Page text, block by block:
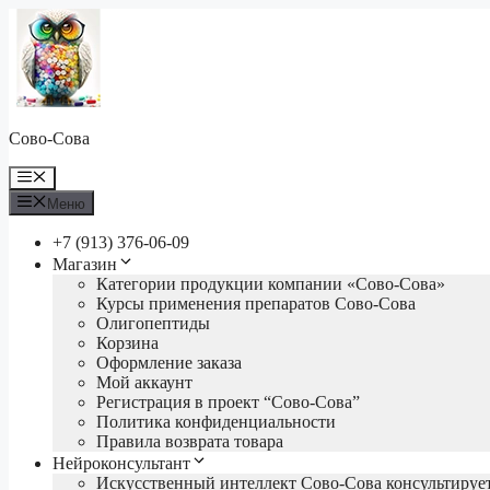
Перейти
содержимому
Сово-Сова
Меню
Меню
+7 (913) 376-06-09
Магазин
Категории продукции компании «Сово-Сова»
Курсы применения препаратов Сово-Сова
Олигопептиды
Корзина
Оформление заказа
Мой аккаунт
Регистрация в проект “Сово-Сова”
Политика конфиденциальности
Правила возврата товара
Нейроконсультант
Искусственный интеллект Сово-Сова